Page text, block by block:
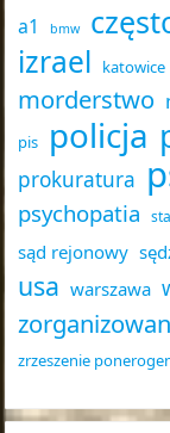
a1 bmw
izrael katowice
morderstwo
pis policja
prokuratura
psychopatia
sąd rejonowy
usa warszawa
zrzeszenie